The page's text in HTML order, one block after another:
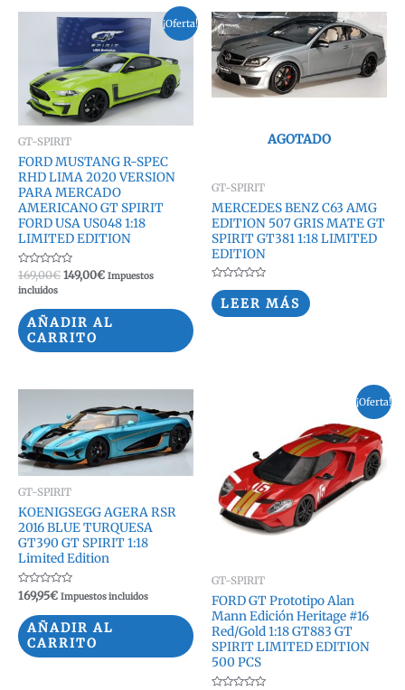
¡Oferta!
GT-SPIRIT
FORD MUSTANG R-SPEC
RHD LIMA 2020 VERSION
PARA MERCADO
AMERICANO GT SPIRIT
FORD USA US048 1:18
LIMITED EDITION
Valorado
con
0
169,00€ El
era:
169,00€.
149,00€El
es:
Impuestos
incluidos
AÑADIR AL
CARRITO
AGOTADO
GT-SPIRIT
MERCEDES BENZ C63 AMG
EDITION 507 GRIS MATE GT
SPIRIT GT381 1:18 LIMITED
EDITION
Valorado
con
0
de
LEER MÁS
GT-SPIRIT
KOENIGSEGG AGERA RSR
2016 BLUE TURQUESA
GT390 GT SPIRIT 1:18
Limited Edition
Valorado
con
de
5
169,95€ Impuestos incluidos
AÑADIR AL
CARRITO
¡Oferta!
GT-SPIRIT
FORD GT Prototipo Alan
Mann Edición Heritage #16
Red/Gold 1:18 GT883 GT
SPIRIT LIMITED EDITION
500 PCS